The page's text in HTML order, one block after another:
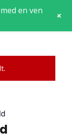
en ven
+